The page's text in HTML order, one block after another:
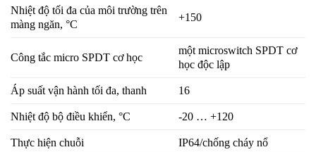
Nhiệt độ tối đa của môi trường trên
màng ngăn, °C
+150
Công tắc micro SPDT cơ học
một microswitch SPDT cơ
học độc lập
Áp suất vận hành tối đa, thanh 16
Nhiệt độ bộ điều khiển, °C -20 … +120
Thực hiện chuỗi IP64/chống cháy nổ